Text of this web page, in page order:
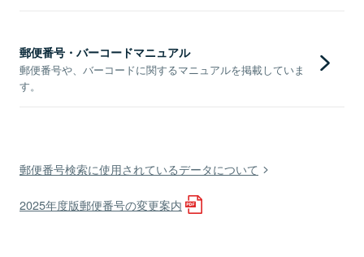
郵便番号・バーコードマニュアル
郵便番号や、バーコードに関するマニュアルを掲載していま
す。
郵便番号検索に使用されているデータについて
2025年度版郵便番号の変更案内